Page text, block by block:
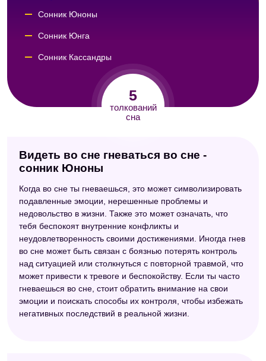
5
толкований
сна
Сонник Юноны
Сонник Юнга
Сонник Кассандры
Славянский сонник
Видеть во сне гневаться во сне -
сонник Юноны
Когда во сне ты гневаешься, это может символизировать
подавленные эмоции, нерешенные проблемы и
недовольство в жизни. Также это может означать, что
тебя беспокоят внутренние конфликты и
неудовлетворенность своими достижениями. Иногда гнев
во сне может быть связан с боязнью потерять контроль
над ситуацией или столкнуться с повторной травмой, что
может привести к тревоге и беспокойству. Если ты часто
гневаешься во сне, стоит обратить внимание на свои
эмоции и поискать способы их контроля, чтобы избежать
негативных последствий в реальной жизни.